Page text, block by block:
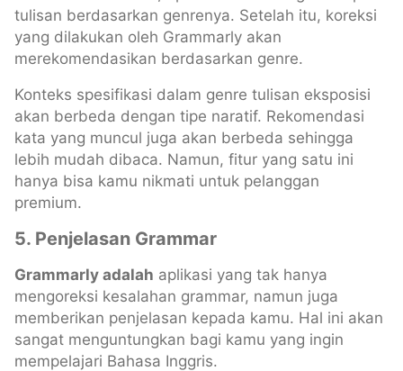
tulisan berdasarkan genrenya. Setelah itu, koreksi
yang dilakukan oleh Grammarly akan
merekomendasikan berdasarkan genre.
Konteks spesifikasi dalam genre tulisan eksposisi
akan berbeda dengan tipe naratif. Rekomendasi
kata yang muncul juga akan berbeda sehingga
lebih mudah dibaca. Namun, fitur yang satu ini
hanya bisa kamu nikmati untuk pelanggan
premium.
5. Penjelasan Grammar
Grammarly adalah aplikasi yang tak hanya
mengoreksi kesalahan grammar, namun juga
memberikan penjelasan kepada kamu. Hal ini akan
sangat menguntungkan bagi kamu yang ingin
mempelajari Bahasa Inggris.